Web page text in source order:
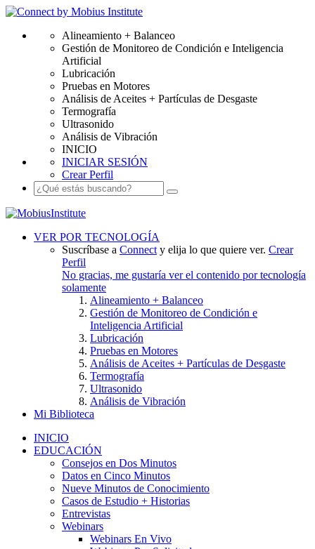
Alineamiento + Balanceo
Gestión de Monitoreo de Condición e Inteligencia
Artificial
Lubricación
Pruebas en Motores
Análisis de Aceites + Partículas de Desgaste
Termografía
Ultrasonido
Análisis de Vibración
INICIO
INICIAR SESIÓN
Crear Perfil
VER POR TECNOLOGÍA
Suscríbase a Connect y elija lo que quiere ver. Crear
Perfil
No gracias, me gustaría ver el contenido por tecnología
solamente
Alineamiento + Balanceo
Gestión de Monitoreo de Condición e
Inteligencia Artificial
Lubricación
Pruebas en Motores
Análisis de Aceites + Partículas de Desgaste
Termografía
Ultrasonido
Análisis de Vibración
Mi Biblioteca
INICIO
EDUCACIÓN
Consejos en Dos Minutos
Datos en Cinco Minutos
Nueve Minutos de Conocimiento
Casos de Estudio + Historias
Entrevistas
Webinars
Webinars En Vivo